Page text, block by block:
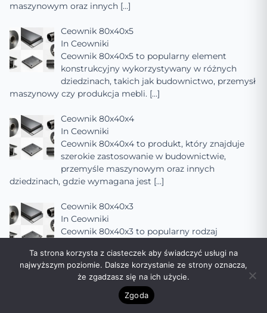
maszynowym oraz innych […]
Ceownik 80x40x5
In Ceowniki
Ceownik 80x40x5 to popularny element
konstrukcyjny wykorzystywany w różnych
dziedzinach, takich jak budownictwo, przemysł
maszynowy czy produkcja mebli. […]
Ceownik 80x40x4
In Ceowniki
Ceownik 80x40x4 to produkt, który znajduje
szerokie zastosowanie w budownictwie,
przemyśle maszynowym oraz innych
dziedzinach, gdzie wymagana jest […]
Ceownik 80x40x3
In Ceowniki
Ceownik 80x40x3 to popularny rodzaj
budownictwie, przemyśle maszynowym oraz
innych dziedzinach, gdzie[…]
Ceownik 80x40x2
Ta strona korzysta z ciasteczek aby świadczyć usługi na
najwyższym poziomie. Dalsze korzystanie ze strony oznacza,
że zgadzasz się na ich użycie.
Zgoda